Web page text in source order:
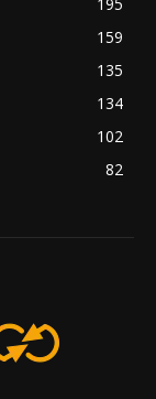
159
135
134
102
82